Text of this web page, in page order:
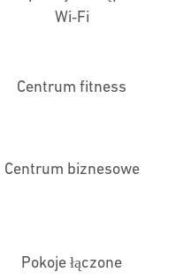
Wi‑Fi
Centrum fitness
Centrum biznesowe
Pokoje łączone